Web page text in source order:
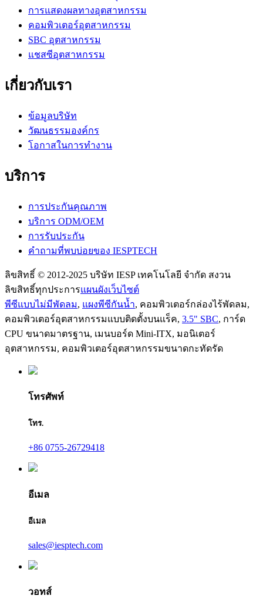
การแสดงผลทางอุตสาหกรรม
คอมพิวเตอร์อุตสาหกรรม
SBC อุตสาหกรรม
แชสซีอุตสาหกรรม
เกี่ยวกับเรา
ข้อมูลบริษัท
วัฒนธรรมองค์กร
โอกาสในการทำงาน
บริการ
การประกันคุณภาพ
บริการ ODM/OEM
การรับประกัน
คำถามที่พบบ่อยของ IESPTECH
ลิขสิทธิ์ © 2012-2025 บริษัท IESP เทคโนโลยี จำกัด สงวน
ลิขสิทธิ์ทุกประการแผนผังเว็บไซต์
พีซีแบบไม่มีพัดลม, แผงพีซีกันน้ำ, คอมพิวเตอร์กล่องไร้พัดลม,
คอมพิวเตอร์อุตสาหกรรมแบบติดตั้งบนแร็ค, 3.5" SBC, การ์ด
CPU ขนาดมาตรฐาน, เมนบอร์ด Mini-ITX, มอนิเตอร์
อุตสาหกรรม, คอมพิวเตอร์อุตสาหกรรมขนาดกะทัดรัด
โทรศัพท์
โทร.
+86 0755-26729418
อีเมล
อีเมล
sales@iesptech.com
วอทส์